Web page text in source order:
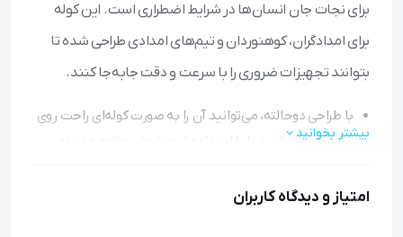
برای نجات جان انسان‌ها در شرایط اضطراری است. این کوله
برای امدادگران، کوهنوردان و تیم‌های امدادی طراحی شده تا
بتوانند تجهیزات ضروری را با سرعت و دقت جابه‌جا کنند.
با طراحی دوحالته، می‌توانید آن را به صورت کوله‌ای راحت روی
شانه‌ها حمل کنید یا با استفاده از چرخ‌های مقاوم و دسته
جنس برزنتی ضدآب و قابل شستشو، از محتویات در برابر باران
بیشتر بخوانید
امتیاز و دیدگاه کاربران